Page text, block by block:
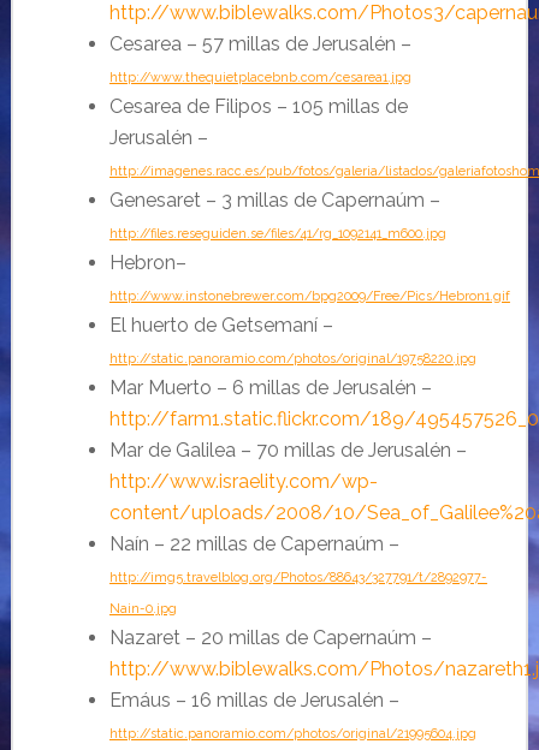
http://www.biblewalks.com/Photos3/
Cesarea – 57 millas de Jerusalén –
http://www.thequietplacebnb.com/cesarea1.jpg
Cesarea de Filipos – 105 millas de
Jerusalén –
http://imagenes.racc.es/pub/fotos/galeria/listados/
Genesaret – 3 millas de Capernaúm –
http://files.reseguiden.se/files/41/rg_1092141_m600.jpg
Hebron–
http://www.instonebrewer.com/bpg2009/Free/Pics/Hebron1.gif
El huerto de Getsemaní –
http://static.panoramio.com/photos/original/19758220.jpg
Mar Muerto – 6 millas de Jerusalén –
http://farm1.static.flickr.com/189/
Mar de Galilea – 70 millas de Jerusalén –
http://www.israelity.com/wp-
content/uploads/2008/10/
Naín – 22 millas de Capernaúm –
http://img5.travelblog.org/Photos/88643/327791/t/2892977-
Nain-0.jpg
Nazaret – 20 millas de Capernaúm –
http://www.biblewalks.com/Photos/
Emáus – 16 millas de Jerusalén –
http://static.panoramio.com/photos/original/21995604.jpg